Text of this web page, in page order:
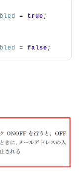
= true ;
= false ;